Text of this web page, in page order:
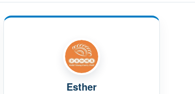
Esther